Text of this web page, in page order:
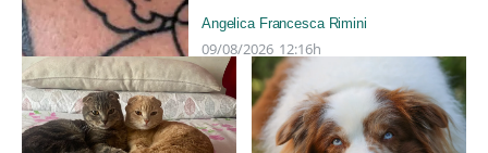
Angelica Francesca Rimini
09/08/2026 12:16h